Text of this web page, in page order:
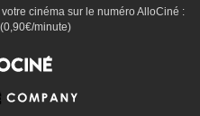
cinéma sur le numéro AlloCiné :
minute)